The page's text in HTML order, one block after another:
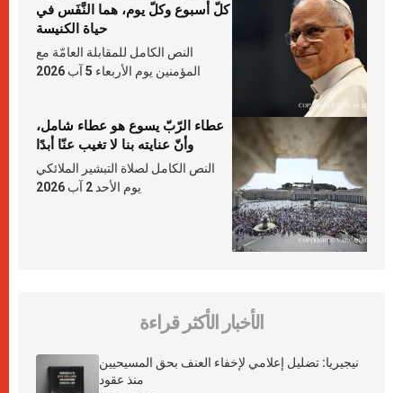
كلّ أسبوع وكلّ يوم، هما النَّفَس في
حياة الكنيسة
النص الكامل للمقابلة العامّة مع
المؤمنين يوم الأربعاء 5 آب 2026
عطاء الرّبّ يسوع هو عطاء شامل،
وأنّ عنايته بنا لا تغيب عنّا أبدًا
النص الكامل لصلاة التبشير الملائكي
يوم الأحد 2 آب 2026
الأخبار الأكثر قراءة
نيجيريا: تضليل إعلامي لإخفاء العنف بحق المسيحيين
منذ عقود